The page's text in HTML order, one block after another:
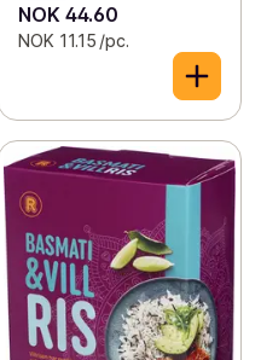
NOK 44.60
NOK 11.15 /pc.